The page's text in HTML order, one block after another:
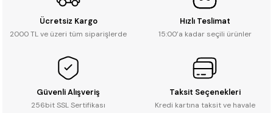
Ücretsiz Kargo
2000 TL ve üzeri tüm siparişlerde
Hızlı Teslimat
15:00’a kadar seçili ürünler
Güvenli Alışveriş
256bit SSL Sertifikası
Taksit Seçenekleri
Kredi kartına taksit ve havale